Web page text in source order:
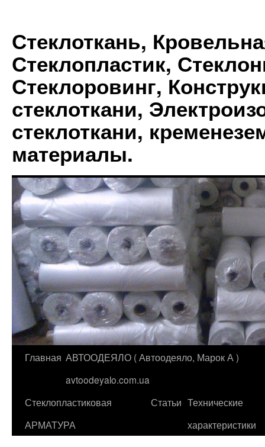
Стеклоткань,
Стеклопластик,
Стеклоровинг,
стеклоткани,
стеклоткани,
материалы.
Перейти
содержимому
Главная АВТООДЕЯЛО ( Автоодеяло, Марок А )
avtoodeyalo.com.ua
Стеклопластиковая
АРМАТУРА
Статьи Технические
характеристики